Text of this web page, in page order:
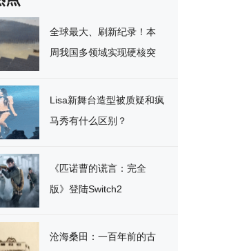
全球最大、刷新纪录！本
周我国多领域实现硬核突
Lisa新舞台造型被质疑和疯
马秀有什么区别？
《匹诺曹的谎言：完全
版》登陆Switch2
沧海桑田：一百年前的古